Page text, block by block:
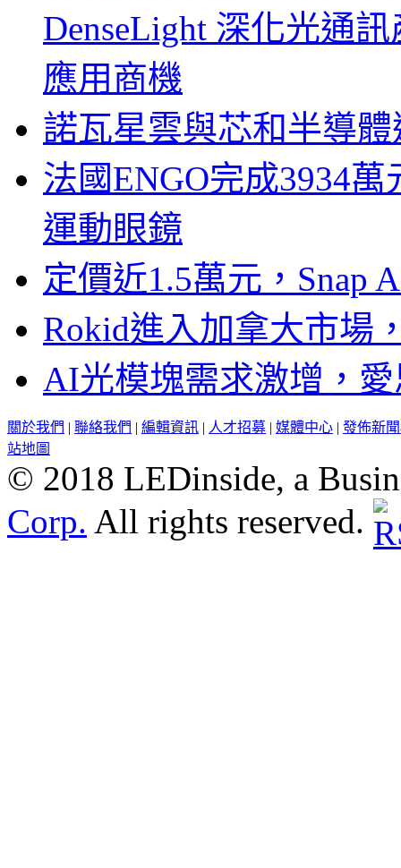
DenseLight 深化光通
應用商機
諾瓦星雲與芯和半導
法國ENGO完成3934
運動眼鏡
定價近1.5萬元，Snap
Rokid進入加拿大市場
AI光模塊需求激增，
關於我們 | 聯絡我們 | 編輯資訊 | 人才招募 | 媒體中心 | 發佈新
站地圖
© 2018 LEDinside, a
Corp. All rights reserved.